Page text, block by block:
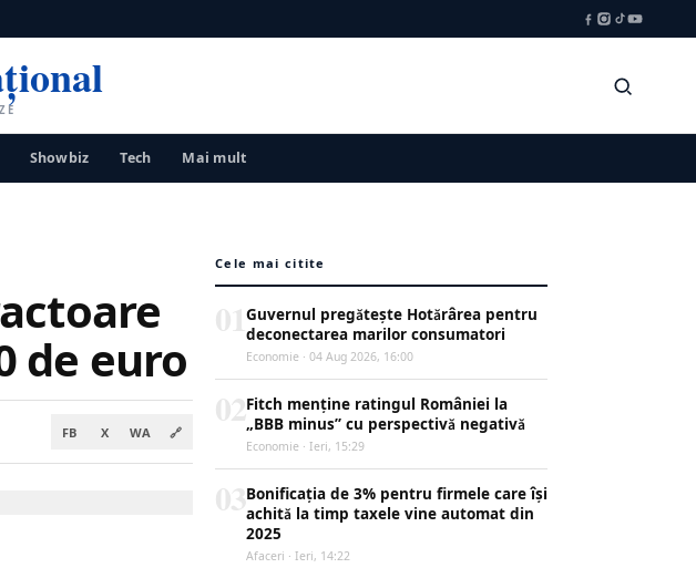
Showbiz Tech Mai mult
de euro
FB X WA 🔗
Cele mai citite
Guvernul pregătește Hotărârea pentru
deconectarea marilor consumatori
Economie · 04 Aug 2026, 16:00
Fitch menține ratingul României la
„BBB minus” cu perspectivă negativă
Economie · Ieri, 15:29
Bonificația de 3% pentru firmele care își
achită la timp taxele vine automat din
2025
Afaceri · Ieri, 14:22